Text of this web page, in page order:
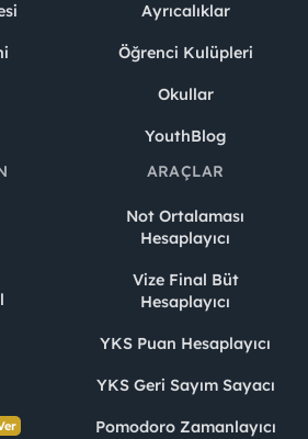
Ayrıcalıklar
Öğrenci Kulüpleri
Okullar
YouthBlog
ARAÇLAR
Not Ortalaması
Hesaplayıcı
Vize Final Büt
Hesaplayıcı
YKS Puan Hesaplayıcı
YKS Geri Sayım Sayacı
Pomodoro Zamanlayıcı